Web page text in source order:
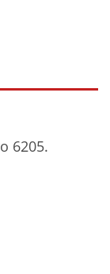
6205.